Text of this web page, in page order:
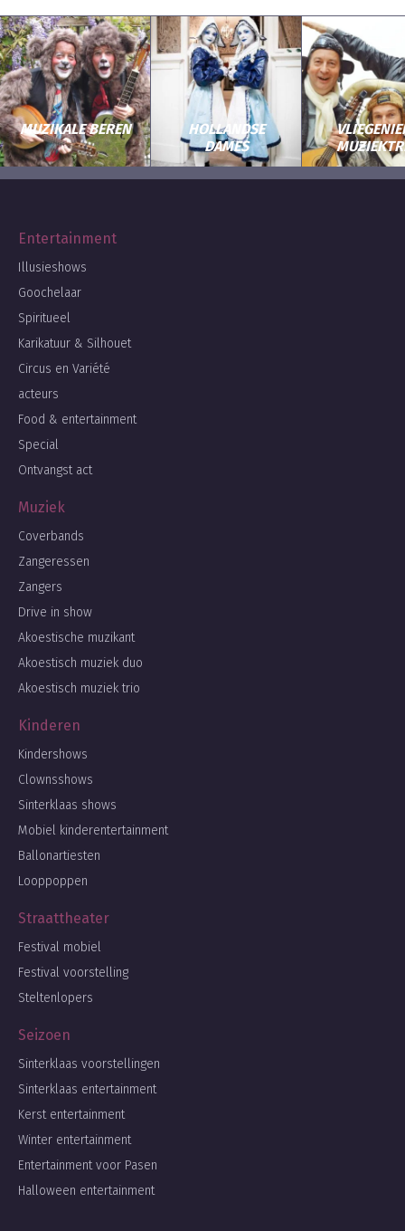
MUZIKALE BEREN
HOLLANDSE
DAMES
Entertainment
Illusieshows
Goochelaar
Spiritueel
Karikatuur & Silhouet
Circus en Variété
acteurs
Food & entertainment
Special
Ontvangst act
Muziek
Coverbands
Zangeressen
Zangers
Drive in show
Akoestische muzikant
Akoestisch muziek duo
Akoestisch muziek trio
Kinderen
Kindershows
Clownsshows
Sinterklaas shows
Mobiel kinderentertainment
Ballonartiesten
Looppoppen
Straattheater
Festival mobiel
Festival voorstelling
Steltenlopers
Seizoen
Sinterklaas voorstellingen
Sinterklaas entertainment
Kerst entertainment
Winter entertainment
Entertainment voor Pasen
Halloween entertainment